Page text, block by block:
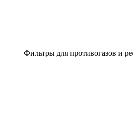
Фильтры для противогазов и